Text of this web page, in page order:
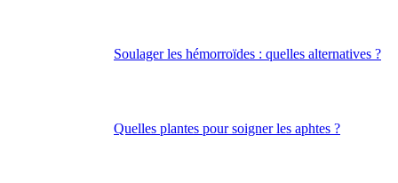
Soulager les hémorroïdes : quelles alternatives ?
Quelles plantes pour soigner les aphtes ?